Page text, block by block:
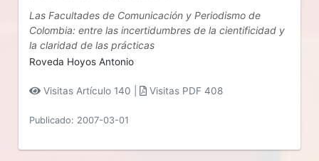
Las Facultades de Comunicación y Periodismo de
Colombia: entre las incertidumbres de la cientificidad y
la claridad de las prácticas
Roveda Hoyos Antonio
Visitas Artículo 140 | Visitas PDF 408
Publicado: 2007-03-01